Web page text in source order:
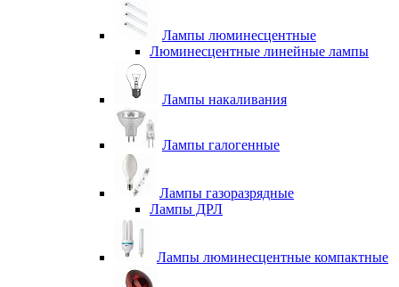
Лампы люминесцентные
Люминесцентные линейные лампы
Лампы накаливания
Лампы галогенные
Лампы газоразрядные
Лампы ДРЛ
Лампы люминесцентные компактные